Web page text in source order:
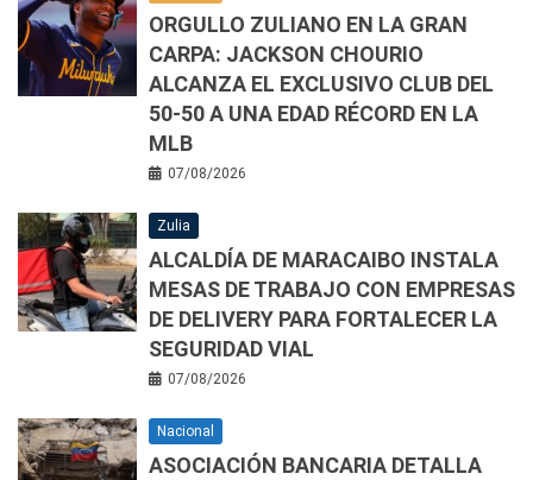
ORGULLO ZULIANO EN LA GRAN
CARPA: JACKSON CHOURIO
ALCANZA EL EXCLUSIVO CLUB DEL
50-50 A UNA EDAD RÉCORD EN LA
MLB
07/08/2026
Zulia
ALCALDÍA DE MARACAIBO INSTALA
MESAS DE TRABAJO CON EMPRESAS
DE DELIVERY PARA FORTALECER LA
SEGURIDAD VIAL
07/08/2026
Nacional
ASOCIACIÓN BANCARIA DETALLA